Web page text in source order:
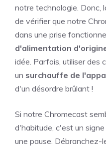
notre technologie. Donc,
de vérifier que notre
dans une prise
d'alimentation
idée. Parfois, utiliser des
un surchauffe de
d'un désordre brûlant !
Si notre Chromecast
d'habitude, c'est un
une pause. Débranchez-